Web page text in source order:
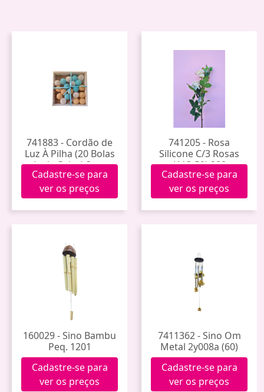
741883 - Cordão de
Luz À Pilha (20 Bolas
Leds Color) 3mt.
120060 (12)
Cadastre-se para
ver os preços
741205 - Rosa
Silicone C/3 Rosas
(113-59) 288
Cadastre-se para
ver os preços
160029 - Sino Bambu
Peq. 1201
Cadastre-se para
ver os preços
7411362 - Sino Om
Metal 2y008a (60)
Cadastre-se para
ver os preços